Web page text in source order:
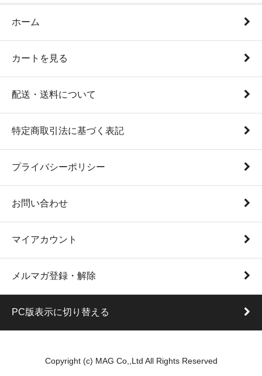
ホーム
カートを見る
配送・送料について
特定商取引法に基づく表記
プライバシーポリシー
お問い合わせ
マイアカウント
メルマガ登録・解除
PC版表示に切り替える
Copyright (c) MAG Co,,Ltd All Rights Reserved